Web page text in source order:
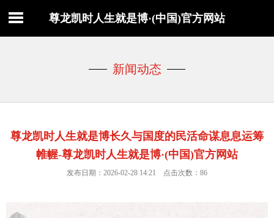
尊龙凯时人生就是博·(中国)官方网站
新闻动态
尊龙凯时人生就是博长久与国度的民活命谋息息运筹
帷幄-尊龙凯时人生就是博·(中国)官方网站
发布日期：2026-02-28 14:21 点击次数：86